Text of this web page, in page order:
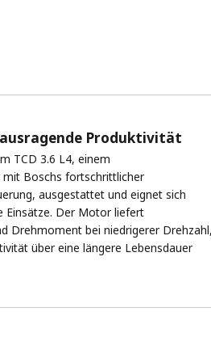
Produktivität
TCD 3.6 L4, einem
mit Boschs fortschrittlicher
ausgestattet und eignet sich
Einsätze. Der Motor liefert
Drehmoment bei niedrigerer Drehzahl,
über eine längere Lebensdauer